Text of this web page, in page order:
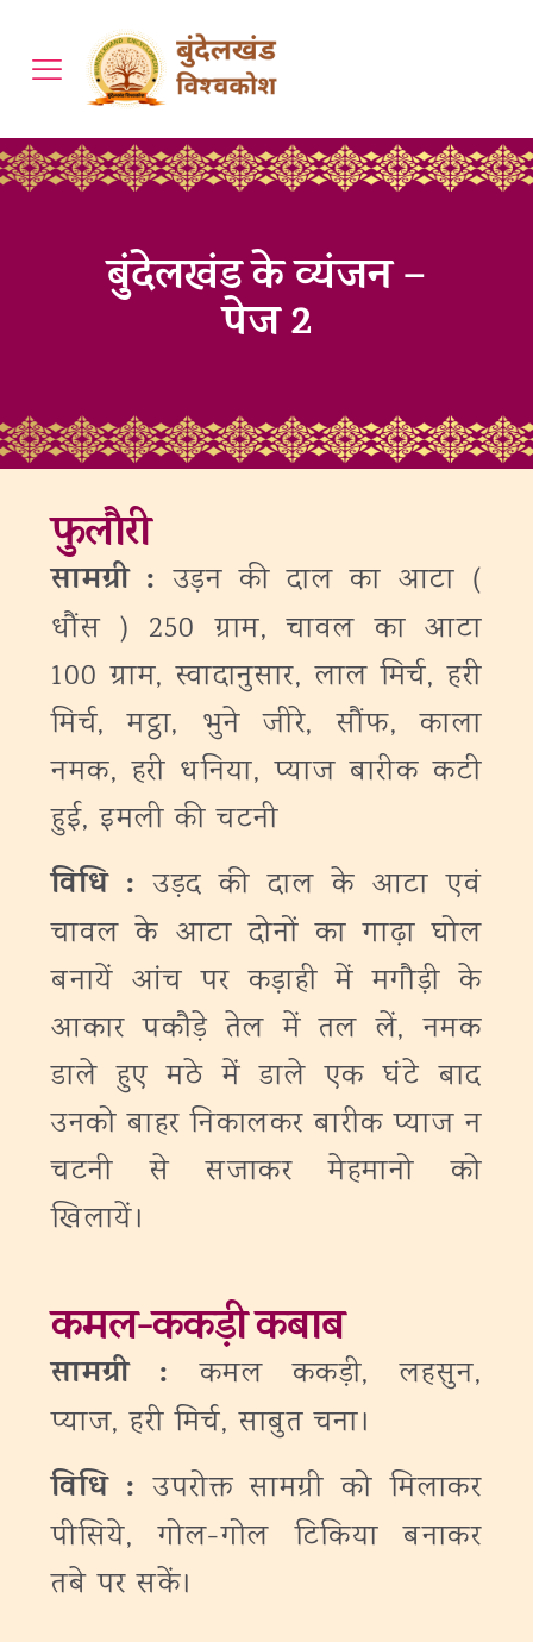
बुंदेलखंड के व्यंजन –
पेज 2
फुलौरी
सामग्री :उड़न की दाल का आटा (
धौंस ) 250 ग्राम, चावल का आटा
100 ग्राम, स्वादानुसार, लाल मिर्च, हरी
मिर्च, मट्ठा, भुने जीरे, सौंफ, काला
नमक, हरी धनिया, प्याज बारीक कटी
हुई, इमली की चटनी
विधि : उड़द की दाल के आटा एवं
चावल के आटा दोनों का गाढ़ा घोल
बनायें आंच पर कड़ाही में मगौड़ी के
आकार पकौड़े तेल में तल लें, नमक
डाले हुए मठे में डाले एक घंटे बाद
उनको बाहर निकालकर बारीक प्याज न
चटनी से सजाकर मेहमानो को
खिलायें।
कमल-ककड़ी कबाब
सामग्री :कमल ककड़ी, लहसुन,
प्याज, हरी मिर्च, साबुत चना।
विधि :उपरोक्त सामग्री को मिलाकर
पीसिये, गोल-गोल टिकिया बनाकर
तबे पर सकें।